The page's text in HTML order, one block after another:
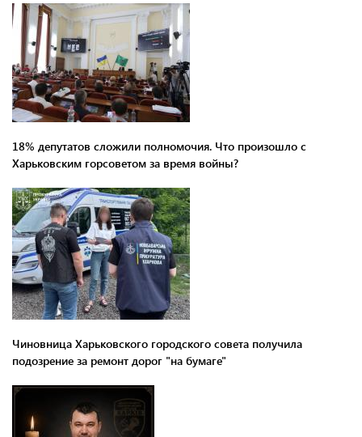
18% депутатов сложили полномочия. Что произошло с
Харьковским горсоветом за время войны?
Чиновница Харьковского городского совета получила
подозрение за ремонт дорог "на бумаге"